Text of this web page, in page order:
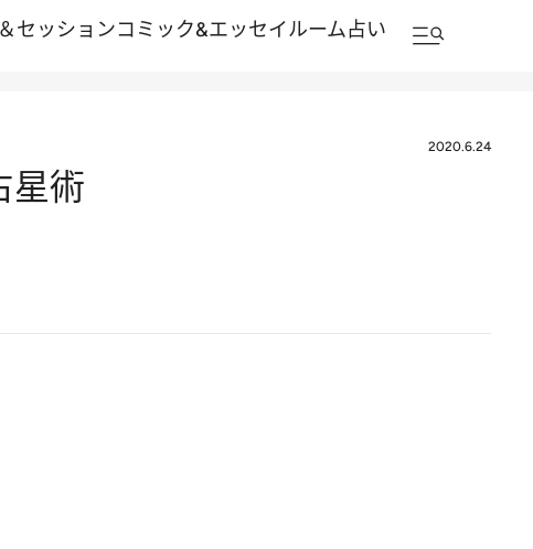
セッションコミック&エッセイルーム占い
2020.6.24
星術